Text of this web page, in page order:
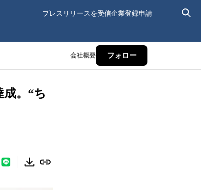
プレスリリースを受信企業登録申請
会社概要 フォロー
。“ち